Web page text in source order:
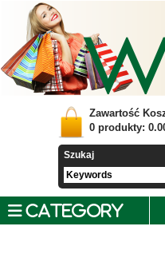
Zawartość
0 produkty:
Szukaj
CATEGORY